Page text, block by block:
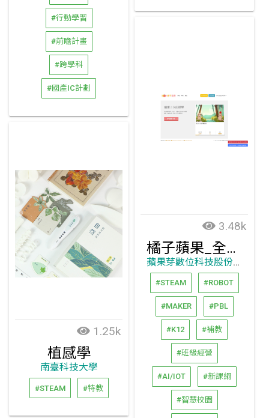
#行動學習
#前瞻計畫
#跨學科
#國產IC計劃
3.48k
橘子蘋果_全年齡數位程式設計課程_一站式學習平台
蘋果芽數位科技股份有限公司
#STEAM #ROBOT
#MAKER #PBL
#K12 #補教
#班級經營
#AI/IOT #新課綱
#智慧校園
1.25k
植感學
南臺科技大學
#STEAM #特教